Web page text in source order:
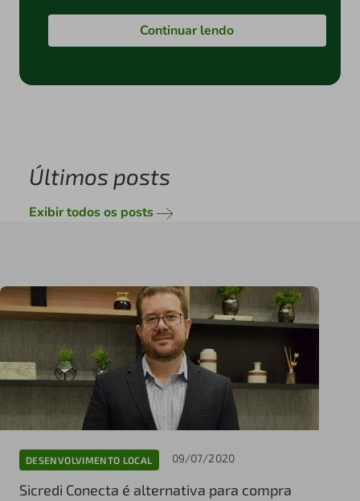
Continuar lendo
Últimos posts
Exibir todos os posts
DESENVOLVIMENTO LOCAL 09/07/2020
Sicredi Conecta é alternativa para compra